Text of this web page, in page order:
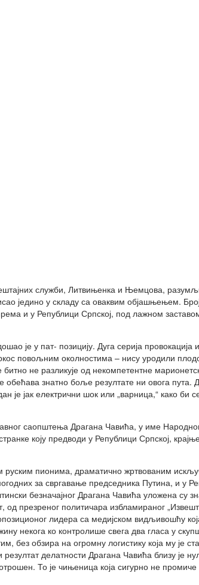
служби, Литвињенка и Њемцова,
једино у складу са оваквим објашњењем.
и у Републици Српској, под лажном
је у пат- позицију. Дуга серија провокација
повољним околностима – нису уродили
не разликује од некомпетентне
знатно боље резултате ни овога пута.
је јак електрични шок или „варница,“ како би
саопштења Драгана Чавића, у име
коју предводи у Републици Српској,
пионима, драматично жртвованим
за свргавање председника Путина, и у
безначајног Драгана Чавића уложена су
од презреног политичара избламираног
лидера са медијском видљивошћу
некога ко контролише свега два гласа у
без обзира на огромну логистику која му је
делатности Драгана Чавића близу је
То је чињеница која сигурно не